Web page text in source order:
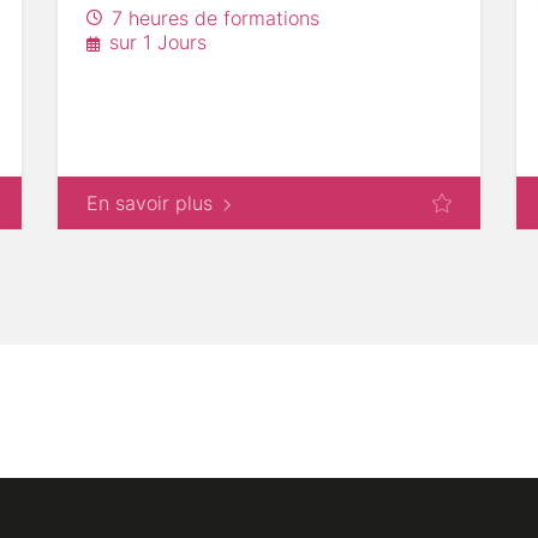
7 heures de formations
sur 1 Jours
En savoir plus